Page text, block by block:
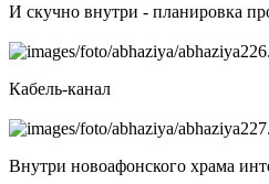
И скучно внутри - планировка
Кабель-канал
Внутри новоафонского храма